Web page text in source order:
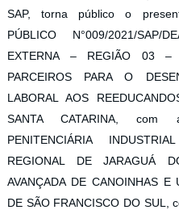
SAP, torna público o
PÚBLICO N°009/2021/SAP/
EXTERNA – REGIÃO 03 –
PARCEIROS PARA O
LABORAL AOS
SANTA CATARINA,
PENITENCIÁRIA
REGIONAL DE JARAGUÁ
AVANÇADA DE CANOINHAS E
DE SÃO FRANCISCO DO SUL,